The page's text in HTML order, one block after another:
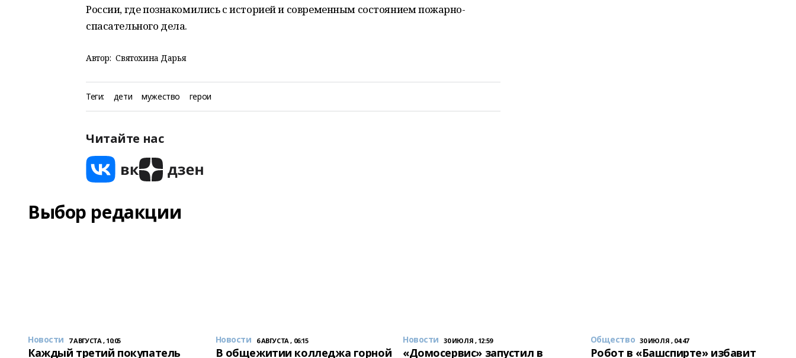
России, где познакомились с историей и современным состоянием пожарно-
спасательного дела.
Автор: Святохина Дарья
Теги: дети мужество герои
Читайте нас
Выбор редакции
Новости 7 АВГУСТА , 10:05
Каждый третий покупатель
Новости 6 АВГУСТА , 06:15
В общежитии колледжа горной
Новости 30 ИЮЛЯ , 12:59
«Домосервис» запустил в
Общество 30 ИЮЛЯ , 04:47
Робот в «Башспирте» избавит